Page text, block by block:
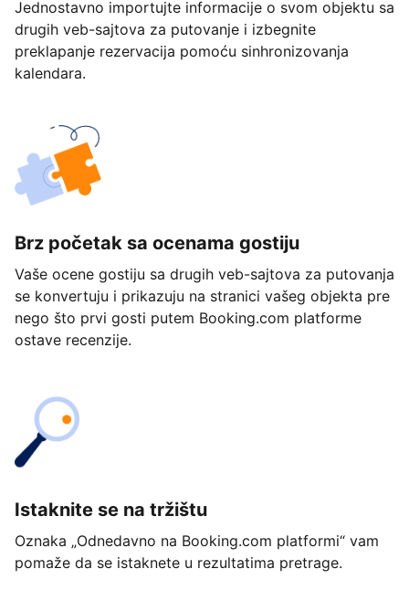
Jednostavno importujte informacije o svom objektu sa
drugih veb-sajtova za putovanje i izbegnite
preklapanje rezervacija pomoću sinhronizovanja
kalendara.
Brz početak sa ocenama gostiju
Vaše ocene gostiju sa drugih veb-sajtova za putovanja
se konvertuju i prikazuju na stranici vašeg objekta pre
nego što prvi gosti putem Booking.com platforme
ostave recenzije.
Istaknite se na tržištu
Oznaka „Odnedavno na Booking.com platformi“ vam
pomaže da se istaknete u rezultatima pretrage.